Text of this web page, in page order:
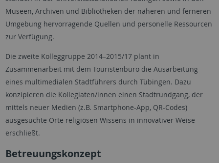
Museen, Archiven und Bibliotheken der näheren und ferneren
Umgebung hervorragende Quellen und personelle Ressourcen
zur Verfügung.
Die zweite Kolleggruppe 2014–2015/17 plant in
Zusammenarbeit mit dem Touristenbüro die Ausarbeitung
eines multimedialen Stadtführers durch Tübingen. Dazu
konzipieren die Kollegiaten/innen einen Stadtrundgang, der
mittels neuer Medien (z.B. Smartphone-App, QR-Codes)
ausgesuchte Orte religiösen Wissens in innovativer Weise
erschließt.
Betreuungskonzept